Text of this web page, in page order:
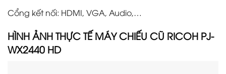
Cổng kết nối: HDMI, VGA, Audio,…
HÌNH ẢNH THỰC TẾMÁY CHIẾU CŨ RICOH PJ-
WX2440 HD